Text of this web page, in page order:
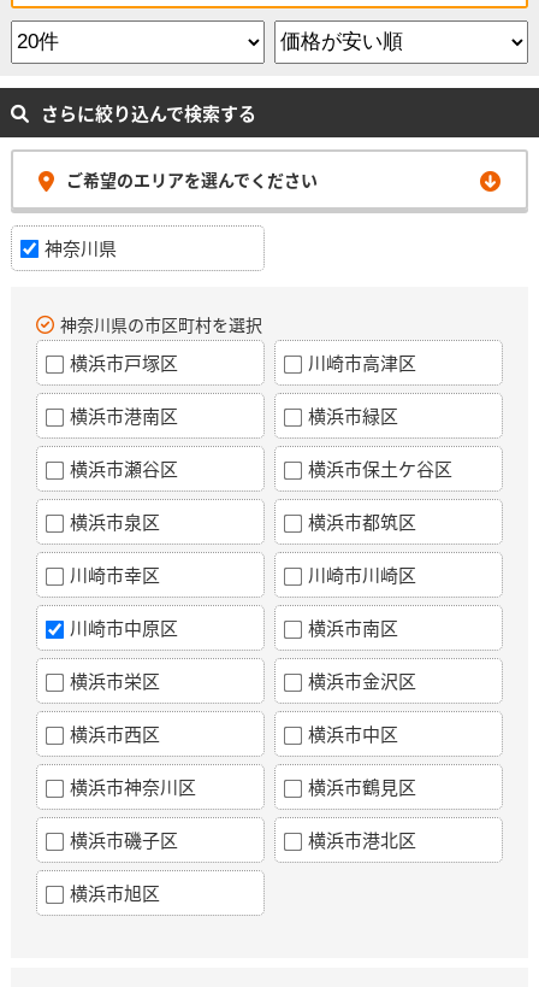
さらに絞り込んで検索する
ご希望のエリアを選んでください
神奈川県
神奈川県の市区町村を選択
横浜市戸塚区 川崎市高津区
横浜市港南区 横浜市緑区
横浜市瀬谷区 横浜市保土ケ谷区
横浜市泉区 横浜市都筑区
川崎市幸区 川崎市川崎区
川崎市中原区 横浜市南区
横浜市栄区 横浜市金沢区
横浜市西区 横浜市中区
横浜市神奈川区 横浜市鶴見区
横浜市磯子区 横浜市港北区
横浜市旭区